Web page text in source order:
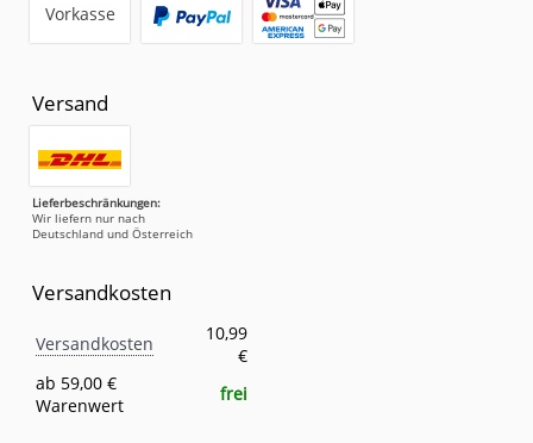
Vorkasse
Versand
Lieferbeschränkungen:
Wir liefern nur nach
Deutschland und Österreich
Versandkosten
Eigenschaft
Versandkosten
10,99
€
ab 59,00 €
Warenwert
frei